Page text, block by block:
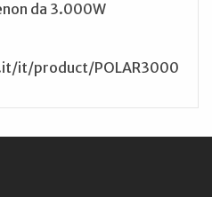
da 3.000W
it/product/POLAR3000